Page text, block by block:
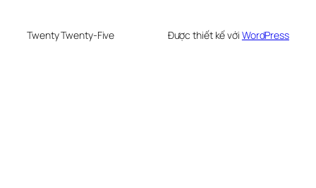
Twenty Twenty-Five Được thiết kế với WordPress